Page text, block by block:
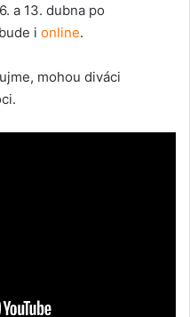
a 13. dubna po
i online.
mohou diváci